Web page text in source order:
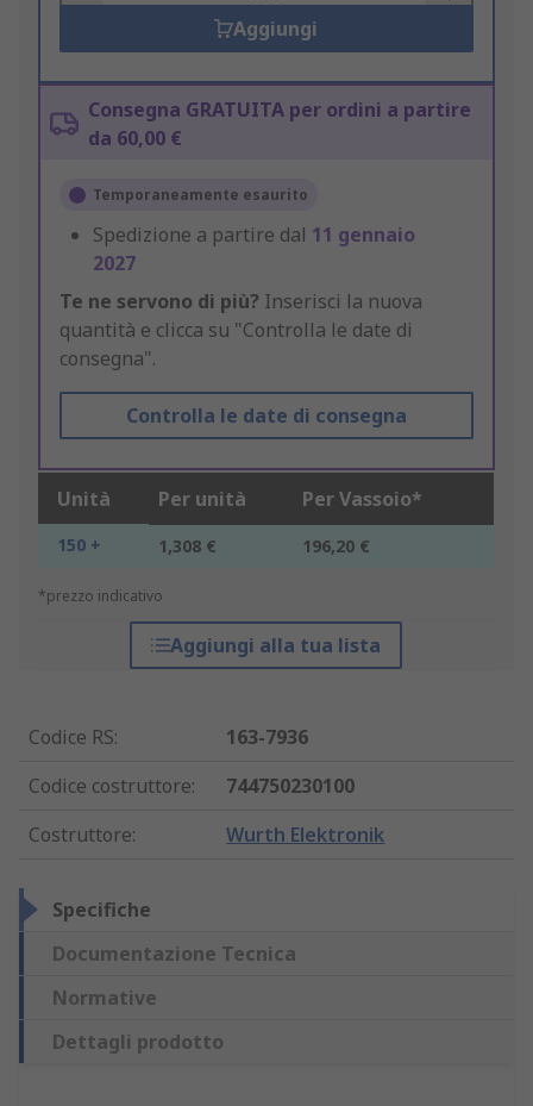
Aggiungi
Consegna GRATUITA per ordini a partire
da 60,00 €
Temporaneamente esaurito
Spedizione a partire dal 11 gennaio
2027
Te ne servono di più? Inserisci la nuova
quantità e clicca su "Controlla le date di
consegna".
Controlla le date di consegna
Unità Per unità Per Vassoio*
150 + 1,308 € 196,20 €
*prezzo indicativo
Aggiungi alla tua lista
Codice RS:
163-7936
Codice costruttore:
744750230100
Costruttore: Wurth Elektronik
Specifiche
Documentazione Tecnica
Normative
Dettagli prodotto